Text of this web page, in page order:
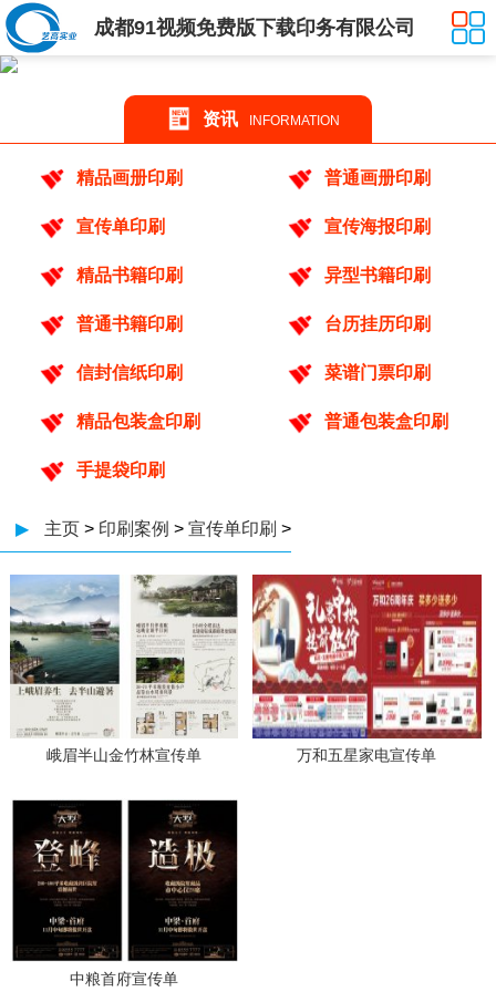
成都91视频免费版下载印务有限公司
资讯 INFORMATION
精品画册印刷 普通画册印刷
宣传单印刷 宣传海报印刷
精品书籍印刷 异型书籍印刷
普通书籍印刷 台历挂历印刷
信封信纸印刷 菜谱门票印刷
精品包装盒印刷 普通包装盒印刷
手提袋印刷
▶ 主页 > 印刷案例 > 宣传单印刷 >
峨眉半山金竹林宣传单 万和五星家电宣传单
中粮首府宣传单